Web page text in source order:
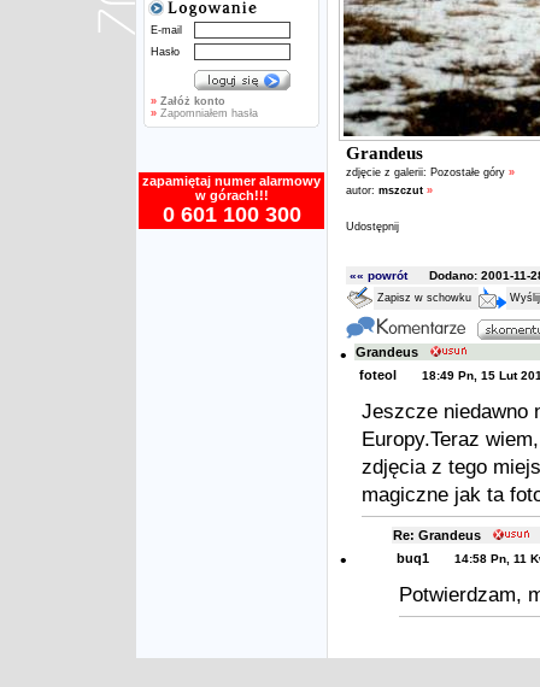
E-mail
Hasło
» Załóż konto
» Zapomniałem hasła
zapamiętaj numer alarmowy
w górach!!!
0 601 100 300
Grandeus
zdjęcie z galerii: Pozostałe góry »
autor: mszczut »
Udostępnij
«« powrótDodano: 2001-11-
Zapisz w schowku
•
Grandeus
foteol
18:49 Pn, 15 Lut
Jeszcze niedawno
Europy.Teraz
zdjęcia z tego
magiczne jak ta
•
Re: Grandeus
buq1
14:58 Pn, 11
Potwierdzam,